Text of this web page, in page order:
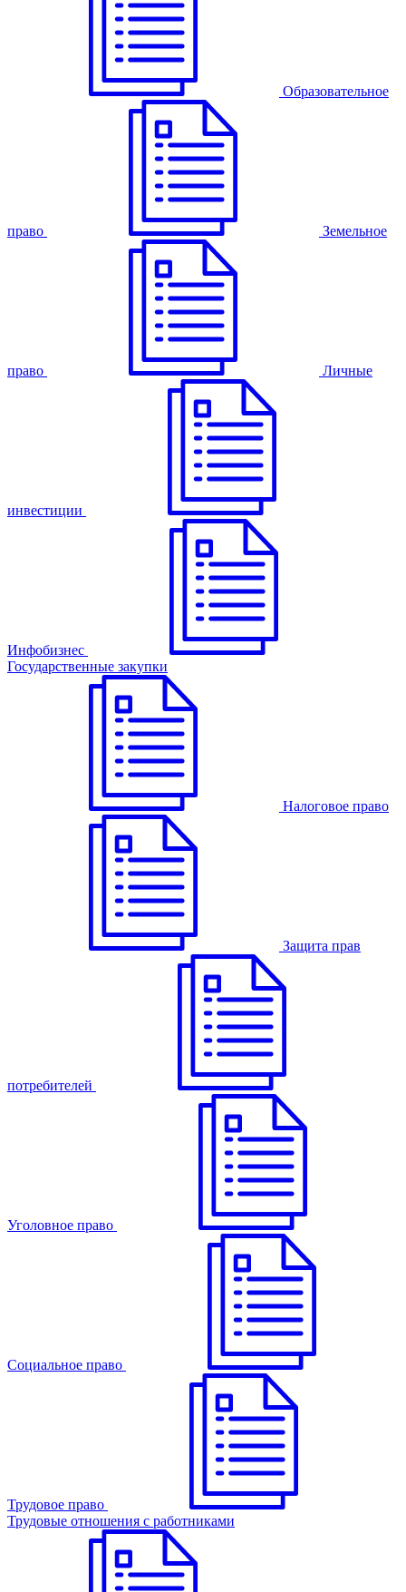
Образовательное
право Земельное
право Личные
инвестиции
Инфобизнес
Государственные закупки
Налоговое право
Защита прав
потребителей
Уголовное право
Cоциальное право
Трудовое право
Трудовые отношения с работниками